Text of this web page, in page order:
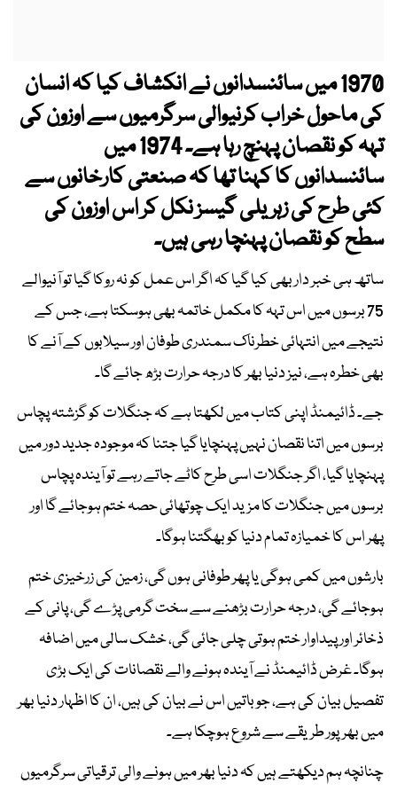
1970 میں سائنسدانوں نے انکشاف کیا کہ انسان
کی ماحول خراب کرنیوالی سرگرمیوں سے اوزون کی
تہہ کو نقصان پہنچ رہا ہے۔ 1974 میں
سائنسدانوں کا کہنا تھا کہ صنعتی کارخانوں سے
کئی طرح کی زہریلی گیسز نکل کر اس اوزون کی
سطح کو نقصان پہنچا رہی ہیں۔
ساتھ ہی خبر دار بھی کیا گیا کہ اگر اس عمل کو نہ روکا گیا تو آنیوالے
75 برسوں میں اس تہہ کا مکمل خاتمہ بھی ہوسکتا ہے، جس کے
نتیجے میں انتہائی خطرناک سمندری طوفان اور سیلابوں کے آنے کا
بھی خطرہ ہے، نیز دنیا بھر کا درجہ حرارت بڑھ جائے گا۔
جے۔ ڈائیمنڈ اپنی کتاب میں لکھتا ہے کہ جنگلات کو گزشتہ پچاس
برسوں میں اتنا نقصان نہیں پہنچایا گیا جتنا کہ موجودہ جدید دور میں
پہنچایا گیا، اگر جنگلات اسی طرح کاٹے جاتے رہے تو آیندہ پچاس
برسوں میں جنگلات کا مزید ایک چوتھائی حصہ ختم ہوجائے گا اور
پھر اس کا خمیازہ تمام دنیا کو بھگتنا ہوگا۔
بارشوں میں کمی ہوگی یا پھر طوفانی ہوں گی، زمین کی زرخیزی ختم
ہوجائے گی، درجہ حرارت بڑھنے سے سخت گرمی پڑے گی، پانی کے
ذخائر اور پیداوار ختم ہوتی چلی جائی گی، خشک سالی میں اضافہ
ہوگا۔ غرض ڈائیمنڈ نے آیندہ ہونے والے نقصانات کی ایک بڑی
تفصیل بیان کی ہے، جو باتیں اس نے بیان کی ہیں، ان کا اظہار دنیا بھر
میں بھرپور طریقے سے شروع ہوچکا ہے۔
چنانچہ ہم دیکھتے ہیں کہ دنیا بھر میں ہونے والی ترقیاتی سرگرمیوں